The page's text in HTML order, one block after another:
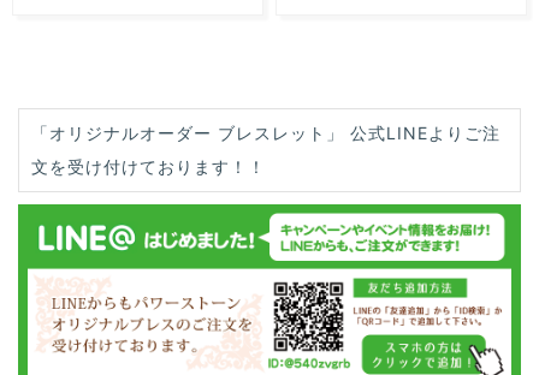
「オリジナルオーダー ブレスレット」 公式LINEよりご注
文を受け付けております！！